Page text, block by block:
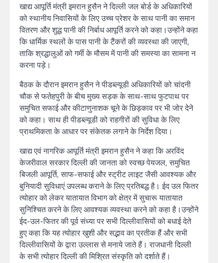
खाद्य आपूर्ति मंत्री इमरान हुसैन ने दिल्ली जल बोर्ड के अधिकारियों
को स्थानीय निवासियों के लिए उच्च प्रेशर के साथ पानी का समान
वितरण और शुद्ध पानी की निर्बाध आपूर्ति करने को कहा।उन्होंने कहा
कि धार्मिक स्थलों के पास पानी के टैंकरों की व्यवस्था की जाएगी,
ताकि श्रद्धालुओं को गर्मी के मौसम में पानी की समस्या का सामना न
करना पड़े।
बैठक के दौरान इमरान हुसैन ने पीडब्ल्यूडी अधिकारियों को चांदनी
चौक से फतेहपुरी के बीच मुख्य सड़क के साथ-साथ फुटपाथ पर
समुचित सफाई और कीटाणुनाशक चूने के छिड़काव पर भी जोर देने
को कहा। साथ ही पीडब्ल्यूडी को राहगीरों की सुविधा के लिए
प्राथमिकता के आधार पर संकेतक लगाने के निर्देश दिया।
खाद्य एवं नागरिक आपूर्ति मंत्री इमरान हुसैन ने कहा कि अरविंद
केजरीवाल सरकार दिल्ली की जानता को स्वच्छ पेयजल, समुचित
बिजली आपूर्ति, साफ-सफाई और स्ट्रीट लाइट जैसी आवश्यक और
बुनियादी सुविधाएं उपलब्ध कराने के लिए प्रतिबद्ध है। ईद उल फितर
त्योहार को लेकर यातायात विभाग को क्षेत्र में सुचारू यातायात
सुनिश्चित करने के लिए आवश्यक व्यवस्था करने को कहा है।उन्होंने
ईद-उल-फितर की पूर्व संध्या पर सभी दिल्लीवासियों को बधाई देते
हुए कहा कि यह त्योहार खुशी और सद्भाव का प्रतीक हैं और सभी
दिल्लीवासियों के द्वारा उल्लास से मनाये जाते हैं। राजधानी दिल्ली
के सभी त्योहार दिल्ली की मिश्रित संस्कृति को दर्शाते हैं।